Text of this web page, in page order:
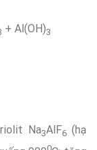
+ Al(OH)3
Na3AlF6(hạ